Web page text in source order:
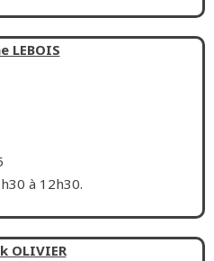
LEBOIS
à 12h30.
OLIVIER